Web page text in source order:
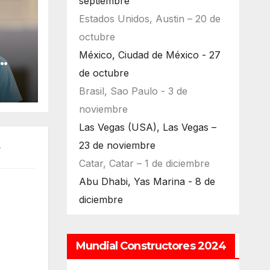
Estados Unidos, Austin – 20 de
octubre
México, Ciudad de México - 27
de octubre
Brasil, Sao Paulo - 3 de
noviembre
Las Vegas (USA), Las Vegas –
23 de noviembre
Catar, Catar – 1 de diciembre
Abu Dhabi, Yas Marina - 8 de
diciembre
Mundial Constructores 2024